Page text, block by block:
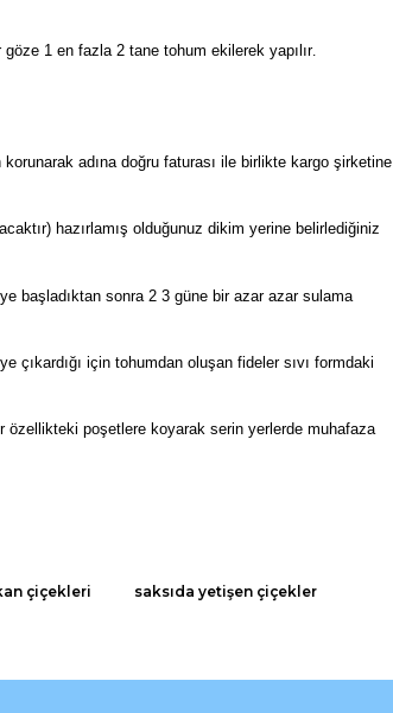
1 en fazla 2 tane tohum ekilerek yapılır.
adına doğru faturası ile birlikte kargo şirketine
hazırlamış olduğunuz dikim yerine belirlediğiniz
başladıktan sonra 2 3 güne bir azar azar sulama
çıkardığı için tohumdan oluşan fideler sıvı formdaki
özellikteki poşetlere koyarak serin yerlerde muhafaza
tarafımıza iletebilirsiniz.
çiçekleri
saksıda yetişen çiçekler